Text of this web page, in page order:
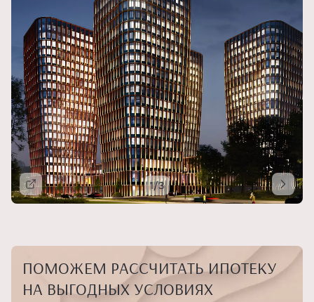
Подробнее 1/3
ПОМОЖЕМ РАССЧИТАТЬ ИПОТЕКУ
НА ВЫГОДНЫХ УСЛОВИЯХ